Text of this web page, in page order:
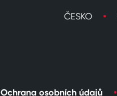
ČESKO
Ochrana osobních údajů